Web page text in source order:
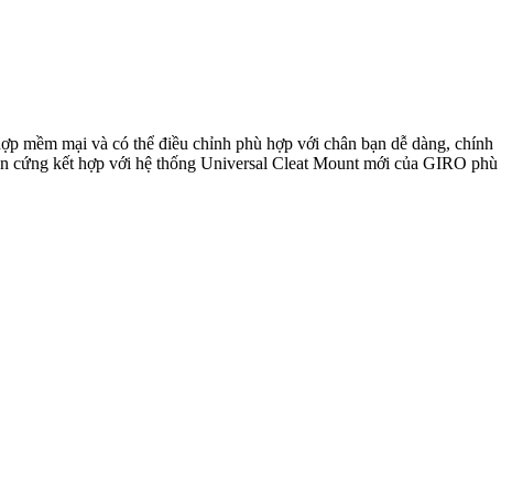
mềm mại và có thể điều chỉnh phù hợp với chân bạn dễ dàng, chính
kết hợp với hệ thống Universal Cleat Mount mới của GIRO phù